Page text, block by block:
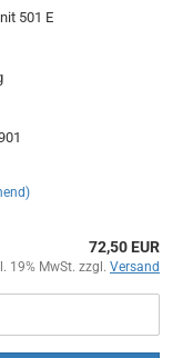
501 E
72,50 EUR
19% MwSt. zzgl. Versand